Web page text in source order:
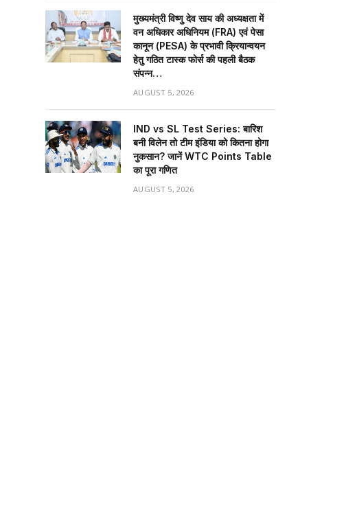
मुख्यमंत्री विष्णु देव साय की अध्यक्षता में
वन अधिकार अधिनियम (FRA) एवं पेसा
कानून (PESA) के प्रभावी क्रियान्वयन
हेतु गठित टास्क फोर्स की पहली बैठक
संपन्न…
AUGUST 5, 2026
IND vs SL Test Series: बारिश
बनी विलेन तो टीम इंडिया को कितना होगा
नुकसान? जानें WTC Points Table
का पूरा गणित
AUGUST 5, 2026